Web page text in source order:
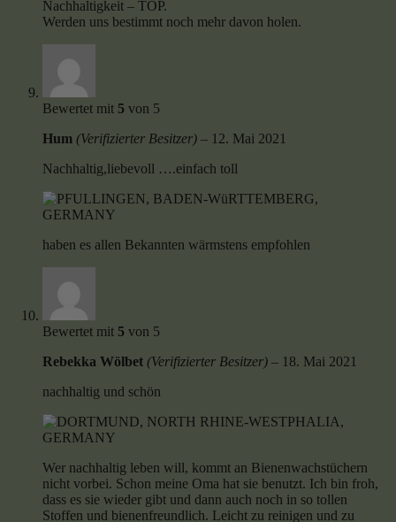
Nachhaltigkeit – TOP.
Werden uns bestimmt noch mehr davon holen.
Bewertet mit 5 von 5
Hum (Verifizierter Besitzer) – 12. Mai 2021
Nachhaltig,liebevoll ….einfach toll
haben es allen Bekannten wärmstens empfohlen
Bewertet mit 5 von 5
Rebekka Wölbet (Verifizierter Besitzer) – 18. Mai 2021
nachhaltig und schön
Wer nachhaltig leben will, kommt an Bienenwachstüchern
nicht vorbei. Schon meine Oma hat sie benutzt. Ich bin froh,
dass es sie wieder gibt und dann auch noch in so tollen
Stoffen und bienenfreundlich. Leicht zu reinigen und zu